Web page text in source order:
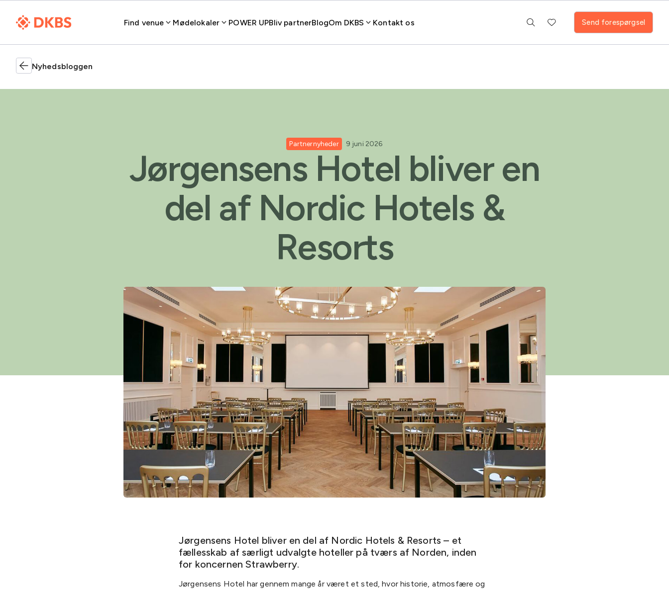
Find venue Mødelokaler POWER UPBliv partnerBlogOm DKBS Kontakt os Send forespørgsel
Nyhedsbloggen
Partnernyheder 9 juni 2026
Jørgensens Hotel bliver en
del af Nordic Hotels &
Resorts
Jørgensens Hotel bliver en del af Nordic Hotels & Resorts – et
fællesskab af særligt udvalgte hoteller på tværs af Norden, inden
for koncernen Strawberry.
Jørgensens Hotel har gennem mange år været et sted, hvor historie, atmosfære og